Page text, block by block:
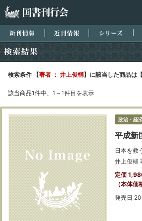
新刊情報 近刊情報 シリ
検索条件 【著者 ： 井上俊輔】に該当した商品は【
該当商品1件中、1～1件目を表示
政治・経
平成新
日本を救
井上俊輔
定価
（本体価
発売日